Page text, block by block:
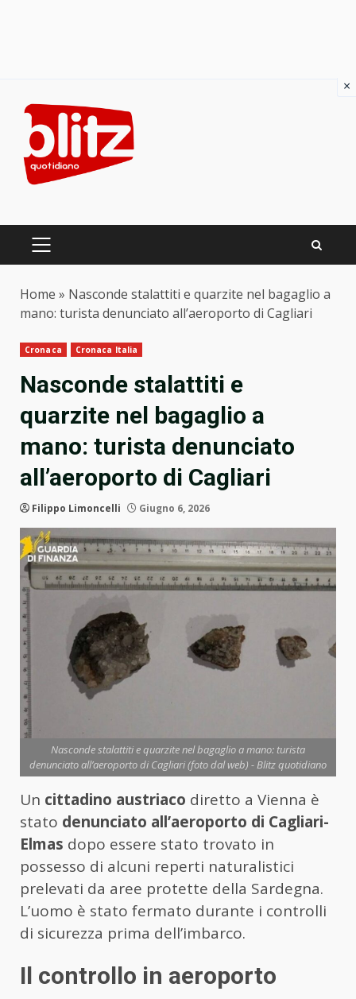
content
PRIMARY
Home » Nasconde stalattiti e quarzite nel bagaglio a
mano: turista denunciato all’aeroporto di Cagliari
Cronaca Cronaca Italia
Nasconde stalattiti e
quarzite nel bagaglio a
mano: turista denunciato
all’aeroporto di Cagliari
Filippo Limoncelli Giugno 6, 2026
Nasconde stalattiti e quarzite nel bagaglio a mano: turista
denunciato all’aeroporto di Cagliari (foto dal web) - Blitz quotidiano
Un cittadino austriaco diretto a Vienna è
stato denunciato all’aeroporto di Cagliari-
Elmas dopo essere stato trovato in
possesso di alcuni reperti naturalistici
prelevati da aree protette della Sardegna.
L’uomo è stato fermato durante i controlli
di sicurezza prima dell’imbarco.
Il controllo in aeroporto
×